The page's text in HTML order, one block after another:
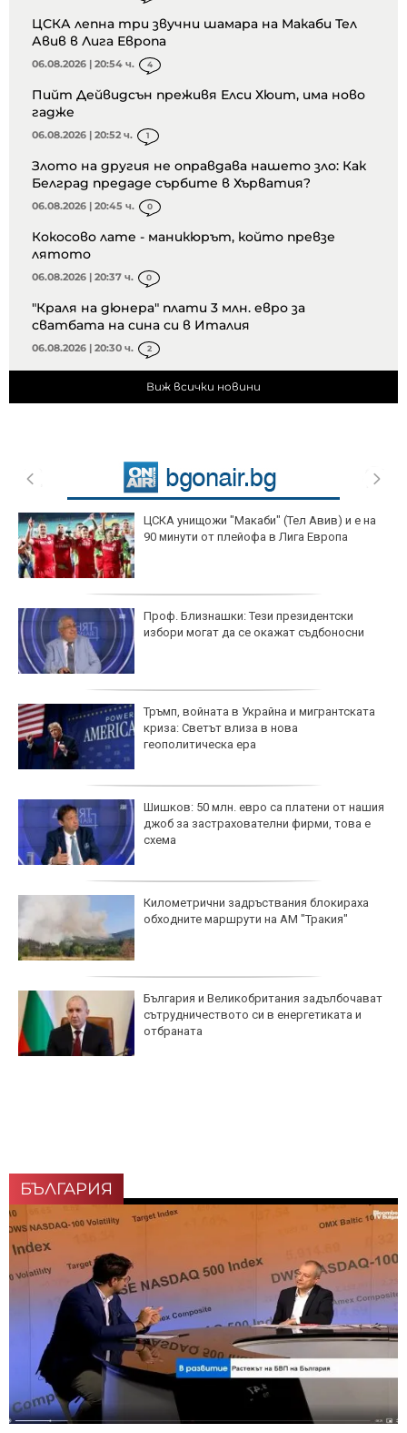
ЦСКА лепна три звучни шамара на Макаби Тел
Авив в Лига Европа
06.08.2026 | 20:54 ч. 4
Пийт Дейвидсън преживя Елси Хюит, има ново
гадже
06.08.2026 | 20:52 ч. 1
Злото на другия не оправдава нашето зло: Как
Белград предаде сърбите в Хърватия?
06.08.2026 | 20:45 ч. 0
Кокосово лате - маникюрът, който превзе
лятото
06.08.2026 | 20:37 ч. 0
"Краля на дюнера" плати 3 млн. евро за
сватбата на сина си в Италия
06.08.2026 | 20:30 ч. 2
Виж всички новини
ЦСКА унищожи "Макаби" (Тел Авив) и е на
90 минути от плейофа в Лига Европа
Проф. Близнашки: Тези президентски
избори могат да се окажат съдбоносни
Тръмп, войната в Украйна и мигрантската
криза: Светът влиза в нова
геополитическа ера
Шишков: 50 млн. евро са платени от нашия
джоб за застрахователни фирми, това е
схема
Километрични задръствания блокираха
обходните маршрути на АМ "Тракия"
България и Великобритания задълбочават
сътрудничеството си в енергетиката и
отбраната
БЪЛГАРИЯ